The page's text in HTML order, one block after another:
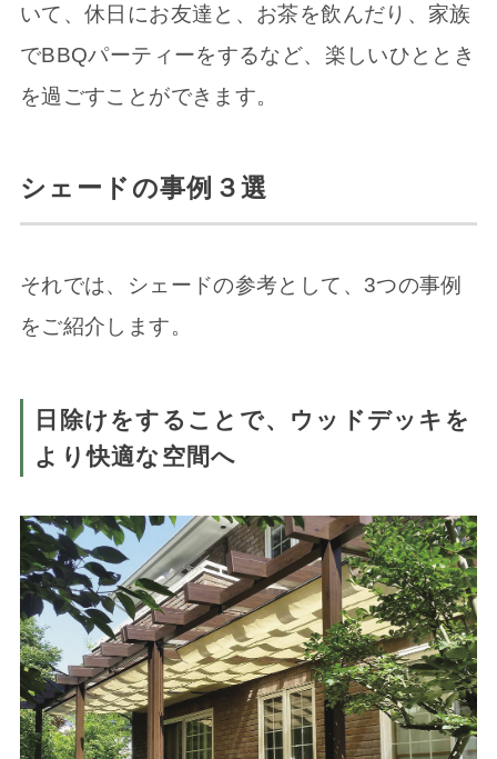
いて、休日にお友達と、お茶を飲んだり、家族
でBBQパーティーをするなど、楽しいひととき
を過ごすことができます。
シェードの事例３選
それでは、シェードの参考として、3つの事例
をご紹介します。
日除けをすることで、ウッドデッキを
より快適な空間へ